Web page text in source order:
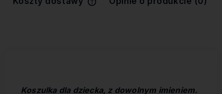
Cena nie zawiera ewentualnych
Koszulka dla dziecka, z dowolnym imieniem.